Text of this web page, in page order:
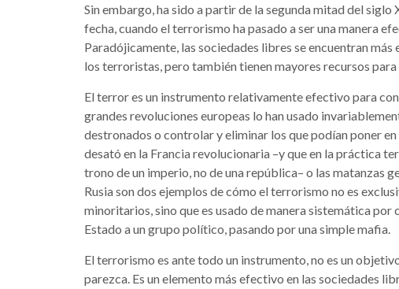
Sin embargo, ha sido a partir de la segunda mitad del
fecha, cuando el terrorismo ha pasado a ser una manera
Paradójicamente, las sociedades libres se encuentran
los terroristas, pero también tienen mayores recursos
El terror es un instrumento relativamente efectivo para
grandes revoluciones europeas lo han usado
destronados o controlar y eliminar los que podían poner
desató en la Francia revolucionaria –y que en la práctica
trono de un imperio, no de una república– o las matanzas
Rusia son dos ejemplos de cómo el terrorismo no es
minoritarios, sino que es usado de manera sistemática por
Estado a un grupo político, pasando por una simple mafia.
El terrorismo es ante todo un instrumento, no es un
parezca. Es un elemento más efectivo en las sociedades